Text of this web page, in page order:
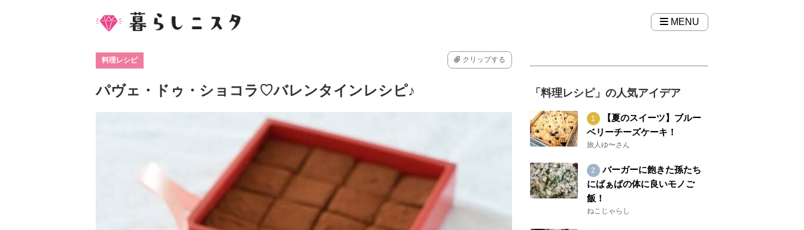
MENU
料理レシピ クリップする
パヴェ・ドゥ・ショコラ♡バレンタインレシピ♪ 「料理レシピ」の人気アイデア
【夏のスイーツ】ブルー
ベリーチーズケーキ！
旅人ゆ〜さん
バーガーに飽きた孫たち
にばぁばの体に良いモノご
飯！
ねこじゃらし